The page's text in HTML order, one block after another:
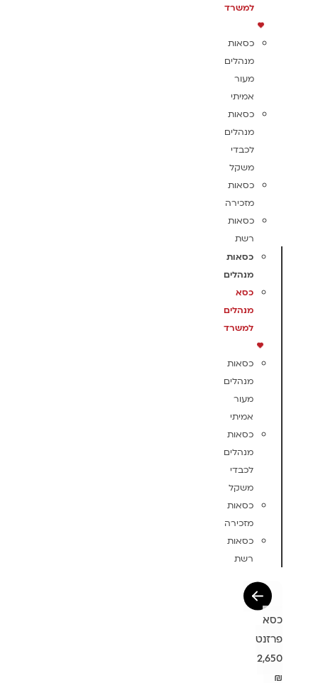
למשרד
כסאות
מנהלים
מעור
אמיתי
כסאות
מנהלים
לכבדי
משקל
כסאות
מזכירה
כסאות
רשת
כסאות
מנהלים
כסא
מנהלים
למשרד
כסאות
מנהלים
מעור
אמיתי
כסאות
מנהלים
לכבדי
משקל
כסאות
מזכירה
כסאות
רשת
כסא
פרזנט
2,650
₪